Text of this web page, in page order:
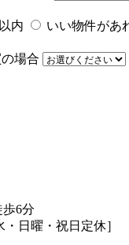
内
いい物件が
場合
6分
・日曜・祝日定休］